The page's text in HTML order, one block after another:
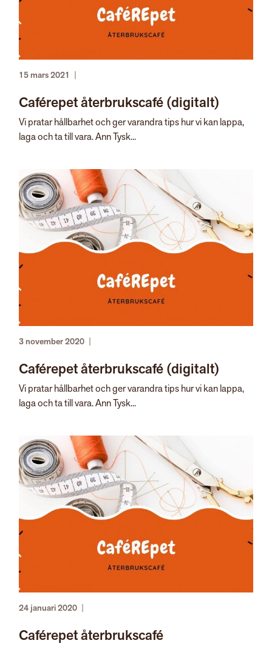
15 mars 2021 |
Caférepet återbrukscafé (digitalt)
Vi pratar hållbarhet och ger varandra tips hur vi kan lappa,
laga och ta till vara. Ann Tysk...
3 november 2020
Caférepet återbrukscafé (digitalt)
Vi pratar hållbarhet och ger varandra tips hur vi kan lappa,
laga och ta till vara. Ann Tysk...
24 januari 2020
Caférepet återbrukscafé